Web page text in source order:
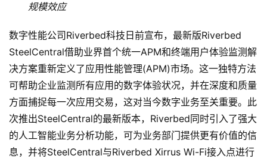
规模效应
数字性能公司Riverbed科技日前宣布，最新版Riverbed
SteelCentral借助业界首个统一APM和终端用户体验监测解
决方案重新定义了应用性能管理(APM)市场。这一独特方法
可帮助企业监测所有应用的数字体验状况，并在深度和质量
方面捕捉每一次应用交易，这对当今数字业务至关重要。此
次推出SteelCentral的最新版本，Riverbed同时引入了强大
的人工智能业务分析功能，可为业务部门提供更有价值的信
息，并将SteelCentral与Riverbed Xirrus Wi-Fi接入点进行